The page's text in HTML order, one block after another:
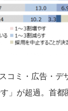
コミ・広告・デ
」が超過。首